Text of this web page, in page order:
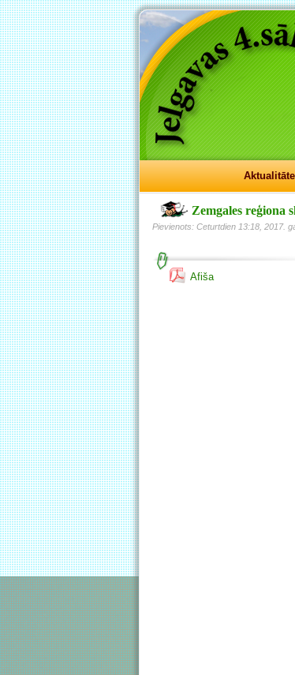
Zemgales reģiona
Pievienots: Ceturtdien 13:18, 2017.
Afiša